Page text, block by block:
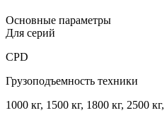
Основные параметры
Для серий
CPD
Грузоподъемность техники
1000 кг, 1500 кг, 1800 кг, 2500